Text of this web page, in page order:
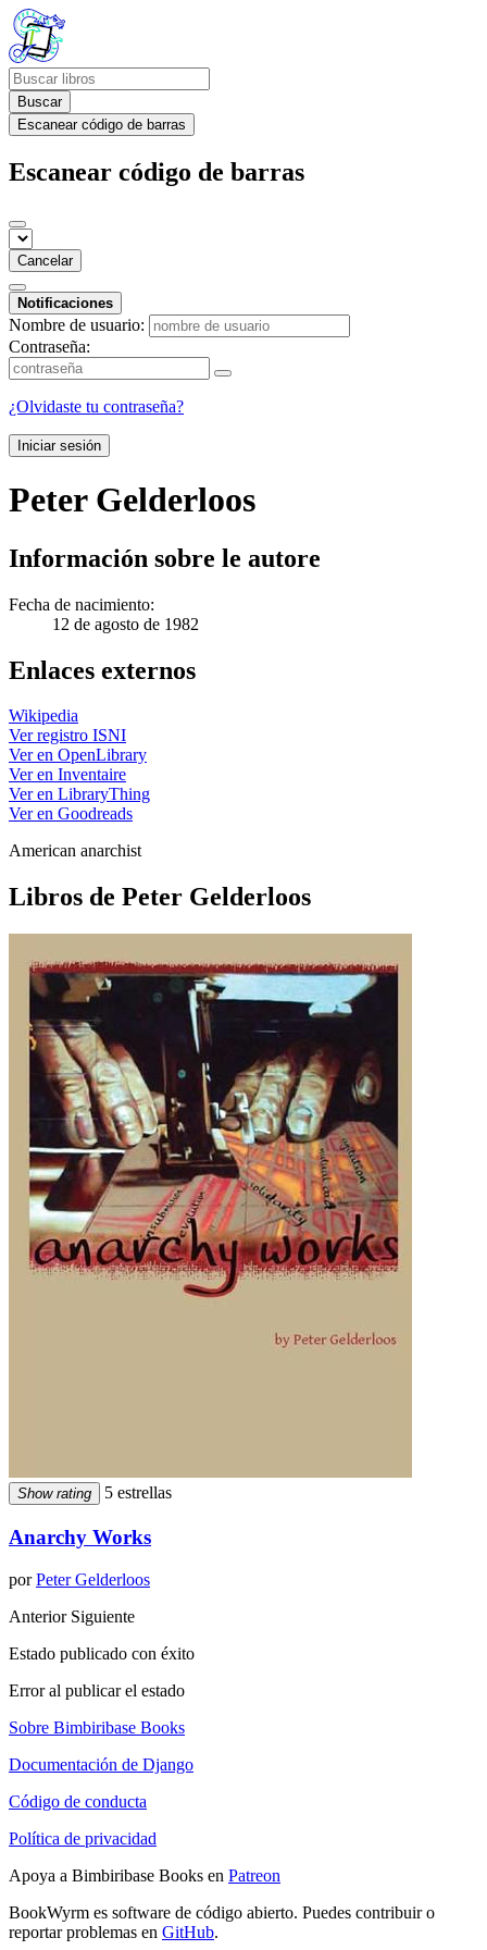
Buscar
Escanear código de barras
Escanear código de barras
Cancelar
Notificaciones
Nombre de usuario:
Contraseña:
¿Olvidaste tu contraseña?
Iniciar sesión
Peter Gelderloos
Información sobre le autore
Fecha de nacimiento:
12 de agosto de 1982
Enlaces externos
Wikipedia
Ver registro ISNI
Ver en OpenLibrary
Ver en Inventaire
Ver en LibraryThing
Ver en Goodreads
American anarchist
Libros de Peter Gelderloos
Show rating 5 estrellas
Anarchy Works
porPeter Gelderloos
Anterior Siguiente
Estado publicado con éxito
Error al publicar el estado
Sobre Bimbiribase Books
Documentación de Django
Código de conducta
Política de privacidad
Apoya a Bimbiribase Books en Patreon
BookWyrm es software de código abierto. Puedes contribuir o
reportar problemas en GitHub.